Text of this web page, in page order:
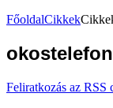
FőoldalCikkek
okostelefon
Feliratkozás az RSS